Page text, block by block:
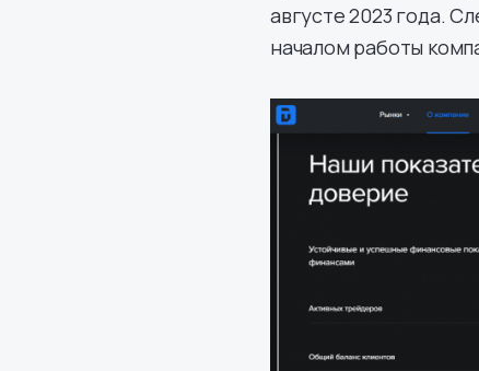
августе 2023 года.
началом работы